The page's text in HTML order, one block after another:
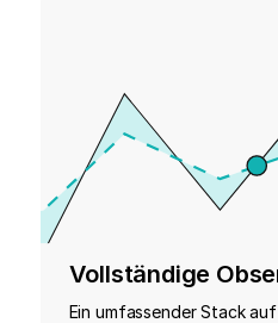
Vollständige
Ein umfassender Stack